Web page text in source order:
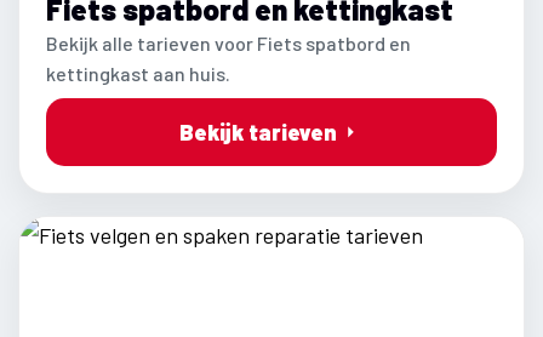
Fiets spatbord en kettingkast
Bekijk alle tarieven voor Fiets spatbord en
kettingkast aan huis.
Bekijk tarieven